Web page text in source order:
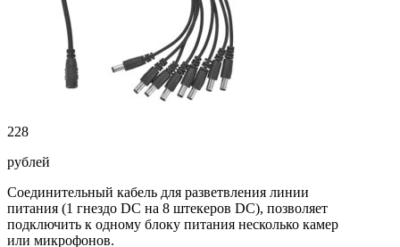
228
рублей
Соединительный кабель для разветвления линии
питания (1 гнездо DC на 8 штекеров DC), позволяет
подключить к одному блоку питания несколько камер
или микрофонов.